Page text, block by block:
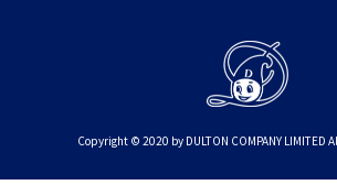
Copyright © 2020 by DULTON COMPANY LIMITED